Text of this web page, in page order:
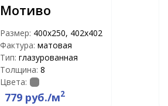
Мотиво
Размер: 400х250, 402х402
Фактура: матовая
Тип: глазурованная
Толщина: 8
Цвета:
779 руб./м2